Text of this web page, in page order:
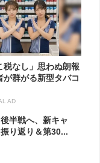
税なし」思わぬ朗報
が群がる新型タバコ
AD
半戦へ、新キャ
り返り＆第30...